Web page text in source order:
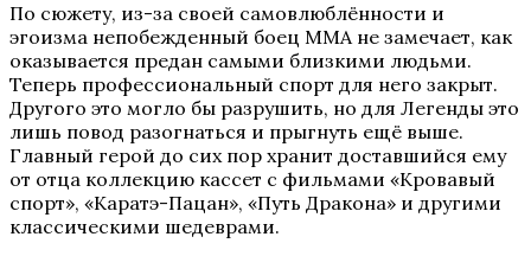
По сюжету, из-за своей самовлюблённости и
эгоизма непобежденный боец ММА не замечает, как
оказывается предан самыми близкими людьми.
Теперь профессиональный спорт для него закрыт.
Другого это могло бы разрушить, но для Легенды это
лишь повод разогнаться и прыгнуть ещё выше.
Главный герой до сих пор хранит доставшийся ему
от отца коллекцию кассет с фильмами «Кровавый
спорт», «Каратэ-Пацан», «Путь Дракона» и другими
классическими шедеврами.